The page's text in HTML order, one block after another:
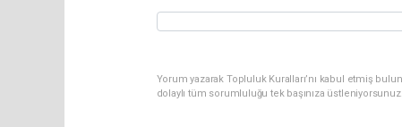
Yorum yazarak Topluluk Kuralları’nı kabul etmiş
dolaylı tüm sorumluluğu tek başınıza